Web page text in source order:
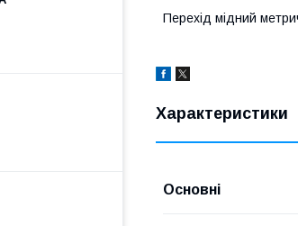
Перехід мідний
Характеристики
Основні